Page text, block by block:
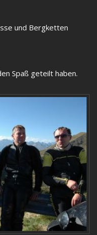
und Bergketten
Spaß geteilt haben.